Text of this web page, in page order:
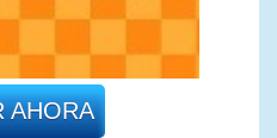
AHORA